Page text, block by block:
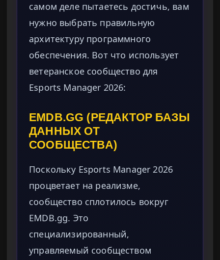
самом деле пытаетесь достичь, вам
нужно выбрать правильную
архитектуру программного
обеспечения. Вот что использует
ветеранское сообщество для
Esports Manager 2026:
EMDB.GG (РЕДАКТОР БАЗЫ
ДАННЫХ ОТ
СООБЩЕСТВА)
Поскольку Esports Manager 2026
процветает на реализме,
сообщество сплотилось вокруг
EMDB.gg. Это
специализированный,
управляемый сообществом